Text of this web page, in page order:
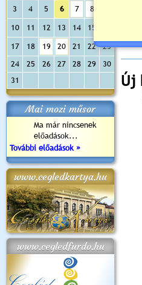
3
4 5 6 7 8
10 11 12 13 14 15
17 18 19 20 21 22
23
24
25 26 27 28 29
30
31
Mai mozi műsor
Ma már nincsenek
előadások...
További előadások »
www.cegledkartya.hu
www.cegledfurdo.hu
Új